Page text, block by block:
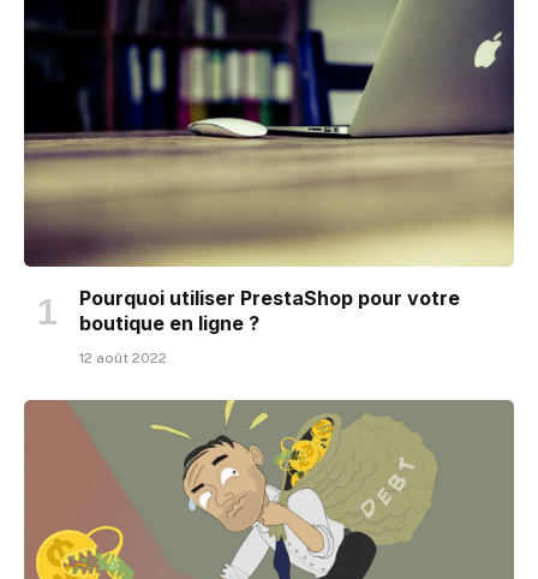
Pourquoi utiliser PrestaShop pour votre
boutique en ligne ?
12 août 2022